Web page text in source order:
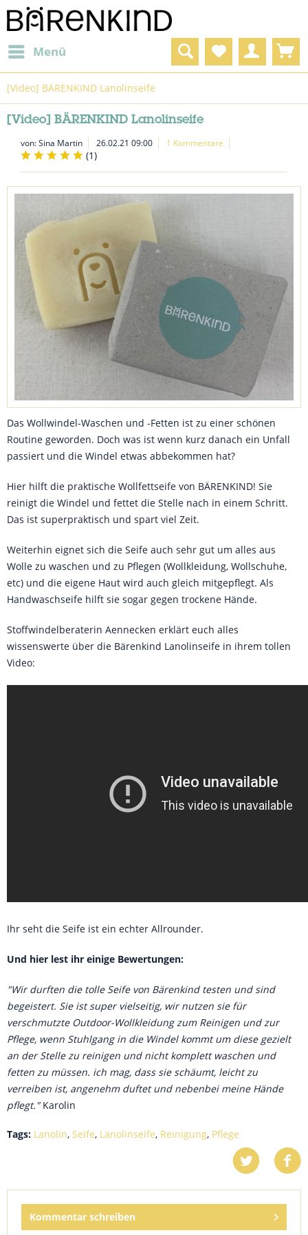
Menü
[Video] BÄRENKIND Lanolinseife
[Video] BÄRENKIND Lanolinseife
von:Sina Martin 26.02.21 09:00 1 Kommentare
(1)
Das Wollwindel-Waschen und -Fetten ist zu einer schönen
Routine geworden. Doch was ist wenn kurz danach ein Unfall
passiert und die Windel etwas abbekommen hat?
Hier hilft die praktische Wollfettseife von BÄRENKIND! Sie
reinigt die Windel und fettet die Stelle nach in einem Schritt.
Das ist superpraktisch und spart viel Zeit.
Weiterhin eignet sich die Seife auch sehr gut um alles aus
Wolle zu waschen und zu Pflegen (Wollkleidung, Wollschuhe,
etc) und die eigene Haut wird auch gleich mitgepflegt. Als
Handwaschseife hilft sie sogar gegen trockene Hände.
Stoffwindelberaterin Aennecken erklärt euch alles
wissenswerte über die Bärenkind Lanolinseife in ihrem tollen
Video:
Ihr seht die Seife ist ein echter Allrounder.
Und hier lest ihr einige Bewertungen:
"Wir durften die tolle Seife von Bärenkind testen und sind
begeistert. Sie ist super vielseitig, wir nutzen sie für
verschmutzte Outdoor-Wollkleidung zum Reinigen und zur
Pflege, wenn Stuhlgang in die Windel kommt um diese gezielt
an der Stelle zu reinigen und nicht komplett waschen und
fetten zu müssen. ich mag, dass sie schäumt, leicht zu
verreiben ist, angenehm duftet und nebenbei meine Hände
pflegt."Karolin
Tags: Lanolin, Seife, Lanolinseife, Reinigung, Pflege
Kommentar schreiben